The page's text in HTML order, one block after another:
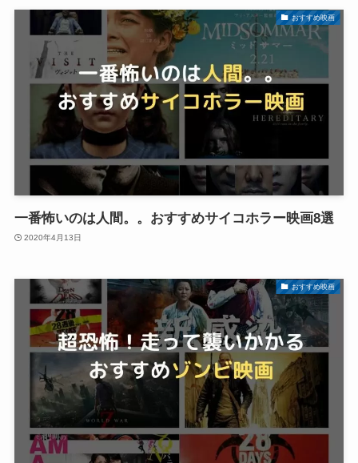
おすすめ映画
一番怖いのは人間。。おすすめサイコホラー映画8選
2020年4月13日
おすすめ映画